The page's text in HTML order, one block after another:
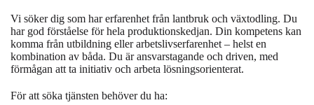
Vi söker dig som har erfarenhet från lantbruk och växtodling. Du
har god förståelse för hela produktionskedjan. Din kompetens kan
komma från utbildning eller arbetslivserfarenhet – helst en
kombination av båda. Du är ansvarstagande och driven, med
förmågan att ta initiativ och arbeta lösningsorienterat.
För att söka tjänsten behöver du ha: